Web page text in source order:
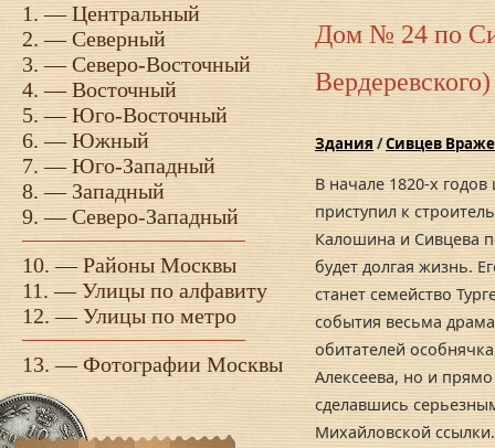
1. —Центральный
2. —Северный
3. —Северо-Восточный
4. —Восточный
5. —Юго-Восточный
6. —Южный
7. —Юго-Западный
8. —Западный
9. —Северо-Западный
10. —Районы Москвы
11. —Улицы по алфавиту
12. —Улицы по метро
13. —Фотографии Москвы
Дом № 24 по
Вердеревского)
Здания /Сивцев
В начале 1820-х
приступил к
Калошина и Сивцева
будет долгая жизнь.
станет семейство
события весьма
обитателей
Алексеева, но и
сделавшись
Михайловской ссылки.